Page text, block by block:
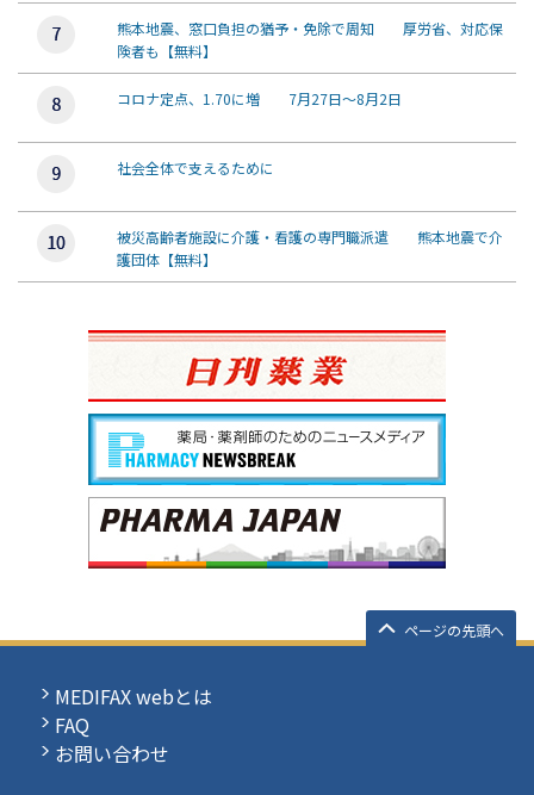
熊本地震、窓口負担の猶予・免除で周知 厚労省、対応保
険者も【無料】
コロナ定点、1.70に増 7月27日～8月2日
社会全体で支えるために
被災高齢者施設に介護・看護の専門職派遣 熊本地震で介
護団体【無料】
ページの先頭へ
MEDIFAX webとは
FAQ
お問い合わせ